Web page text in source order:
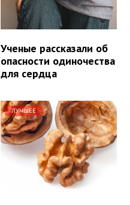
Ученые рассказали об
опасности одиночества
для сердца
ЛУЧШЕЕ